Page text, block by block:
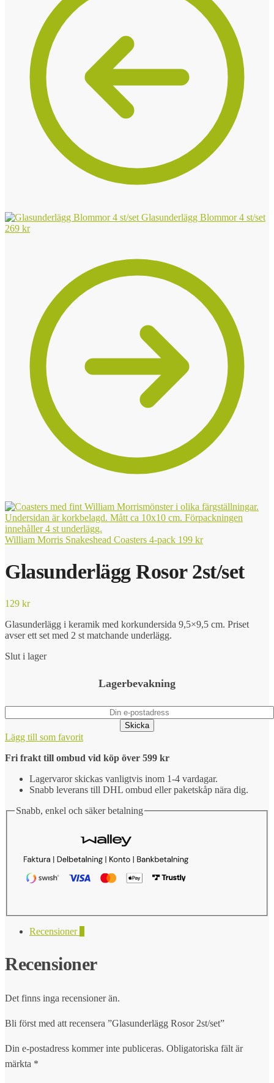
Glasunderlägg Blommor 4 st/set
269 kr
William Morris Snakeshead Coasters 4-pack 199 kr
Glasunderlägg Rosor 2st/set
129 kr
Glasunderlägg i keramik med korkundersida 9,5×9,5 cm. Priset
avser ett set med 2 st matchande underlägg.
Slut i lager
Lagerbevakning
Skicka
Lägg till som favorit
Fri frakt till ombud vid köp över 599 kr
Lagervaror skickas vanligtvis inom 1-4 vardagar.
Snabb leverans till DHL ombud eller paketskåp nära dig.
Snabb, enkel och säker betalning
Recensioner
Recensioner
Det finns inga recensioner än.
Bli först med att recensera ”Glasunderlägg Rosor 2st/set”
Din e-postadress kommer inte publiceras. Obligatoriska fält är
märkta *